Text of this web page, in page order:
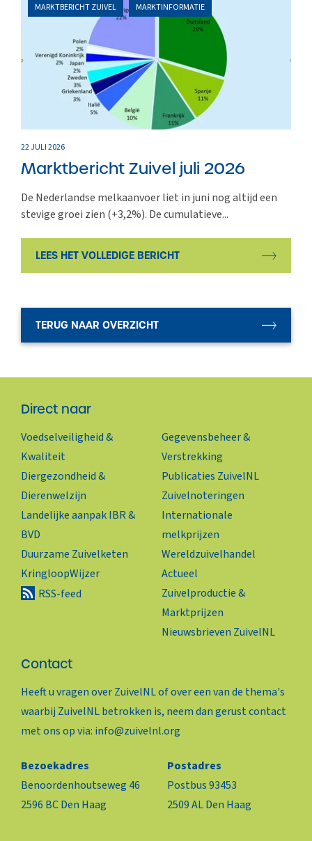
MARKTBERICHT ZUIVEL MARKTINFORMATIE
22 JULI 2026
Marktbericht Zuivel juli 2026
De Nederlandse melkaanvoer liet in juni nog altijd een
stevige groei zien (+3,2%). De cumulatieve...
LEES HET VOLLEDIGE BERICHT
TERUG NAAR OVERZICHT
Direct naar
Voedselveiligheid &
Kwaliteit
Diergezondheid &
Dierenwelzijn
Landelijke aanpak IBR &
BVD
Duurzame Zuivelketen
KringloopWijzer
RSS-feed
Gegevensbeheer &
Verstrekking
Publicaties ZuivelNL
Zuivelnoteringen
Internationale
melkprijzen
Wereldzuivelhandel
Actueel
Zuivelproductie &
Marktprijzen
Nieuwsbrieven ZuivelNL
Contact
Heeft u vragen over ZuivelNL of over een van de thema's
waarbij ZuivelNL betrokken is, neem dan gerust contact
met ons op via: info@zuivelnl.org
Bezoekadres
Benoordenhoutseweg 46
2596 BC Den Haag
Postadres
Postbus 93453
2509 AL Den Haag